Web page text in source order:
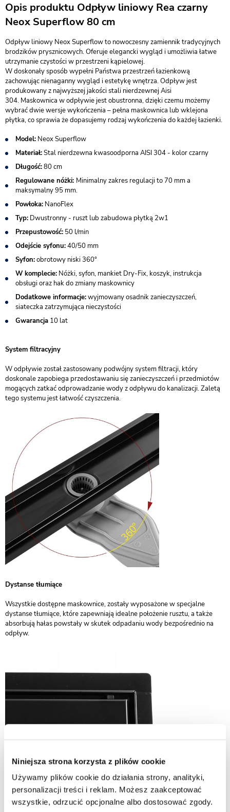
Niniejsza strona korzysta z plików cookie
Używamy plików cookie do działania strony, analityki,
personalizacji treści i reklam. Możesz zaakceptować
wszystkie, odrzucić opcjonalne albo dostosować zgody.
Opis produktu Odpływ liniowy Rea czarny
Neox Superflow 80 cm
Odpływ liniowy Neox Superflow to nowoczesny zamiennik tradycyjnych
brodzików prysznicowych. Oferuje elegancki wygląd i umożliwia łatwe
utrzymanie czystości w przestrzeni kąpielowej.
W doskonały sposób wypełni Państwa przestrzeń łazienkową
zachowując nienaganny wygląd i estetykę wnętrza. Odpływ jest
produkowany z najwyższej jakości stali nierdzewnej Aisi
304. Maskownica w odpływie jest obustronna, dzięki czemu możemy
wybrać dwie wersje wykończenia – pełna maskownica lub wklejona
płytka, co sprawia że dopasujemy rodzaj wykończenia do każdej łazienki.
Model: Neox Superflow
Materiał:Stal nierdzewna kwasoodporna AISI 304 - kolor czarny
Długość:80 cm
Regulowane nóżki: Minimalny zakres regulacji to 70 mm a
maksymalny 95 mm.
Powłoka: NanoFlex
Typ: Dwustronny - ruszt lub zabudowa płytką 2w1
Przepustowość: 50 l/min
Odejście syfonu:40/50 mm
Syfon:obrotowy niski 360°
W komplecie: Nóżki, syfon, mankiet Dry-Fix, koszyk, instrukcja
obsługi oraz hak do zmiany maskownicy
Dodatkowe informacje:wyjmowany osadnik zanieczyszczeń,
siateczka zatrzymująca nieczystości
Gwarancja 10 lat
System filtracyjny
W odpływie został zastosowany podwójny system filtracji, który
doskonale zapobiega przedostawaniu się zanieczyszczeń i przedmiotów
mogących zatkać odprowadzanie wody z odpływu do kanalizacji. Zaletą
tego systemu jest łatwość czyszczenia.
Dystanse tłumiące
Wszystkie dostępne maskownice, zostały wyposażone w specjalne
dystanse tłumiące, które zapewniają idealne położenie rusztu, a także
absorbują hałas powstały w skutek odpadaniu wody bezpośrednio na
odpływ.